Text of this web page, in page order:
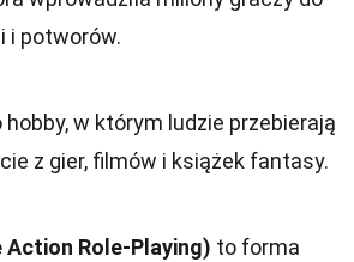
i potworów.
hobby, w którym ludzie przebierają
z gier, filmów i książek fantasy.
Action Role-Playing) to forma